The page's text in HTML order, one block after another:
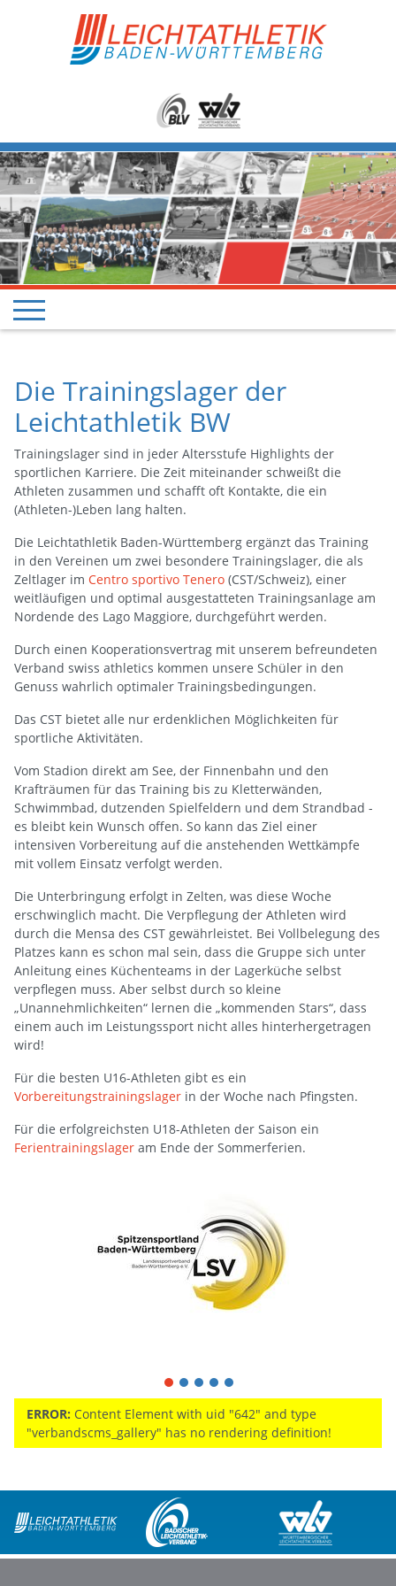
Die Trainingslager der
Leichtathletik BW
Trainingslager sind in jeder Altersstufe Highlights der
sportlichen Karriere. Die Zeit miteinander schweißt die
Athleten zusammen und schafft oft Kontakte, die ein
(Athleten-)Leben lang halten.
Die Leichtathletik Baden-Württemberg ergänzt das Training
in den Vereinen um zwei besondere Trainingslager, die als
Zeltlager im Centro sportivo Tenero (CST/Schweiz), einer
weitläufigen und optimal ausgestatteten Trainingsanlage am
Nordende des Lago Maggiore, durchgeführt werden.
Durch einen Kooperationsvertrag mit unserem befreundeten
Verband swiss athletics kommen unsere Schüler in den
Genuss wahrlich optimaler Trainingsbedingungen.
Das CST bietet alle nur erdenklichen Möglichkeiten für
sportliche Aktivitäten.
Vom Stadion direkt am See, der Finnenbahn und den
Krafträumen für das Training bis zu Kletterwänden,
Schwimmbad, dutzenden Spielfeldern und dem Strandbad -
es bleibt kein Wunsch offen. So kann das Ziel einer
intensiven Vorbereitung auf die anstehenden Wettkämpfe
mit vollem Einsatz verfolgt werden.
Die Unterbringung erfolgt in Zelten, was diese Woche
erschwinglich macht. Die Verpflegung der Athleten wird
durch die Mensa des CST gewährleistet. Bei Vollbelegung des
Platzes kann es schon mal sein, dass die Gruppe sich unter
Anleitung eines Küchenteams in der Lagerküche selbst
verpflegen muss. Aber selbst durch so kleine
„Unannehmlichkeiten“ lernen die „kommenden Stars“, dass
einem auch im Leistungssport nicht alles hinterhergetragen
wird!
Für die besten U16-Athleten gibt es ein
Vorbereitungstrainingslager in der Woche nach Pfingsten.
Für die erfolgreichsten U18-Athleten der Saison ein
Ferientrainingslager am Ende der Sommerferien.
1 2 3 4 5
ERROR: Content Element with uid "642" and type
"verbandscms_gallery" has no rendering definition!